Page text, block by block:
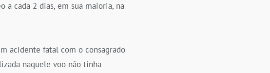
a cada 2 dias, em sua maioria, na
acidente fatal com o consagrado
naquele voo não tinha